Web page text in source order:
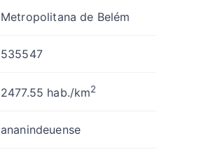
Metropolitana de Belém
535547
2477.55 hab./km2
ananindeuense